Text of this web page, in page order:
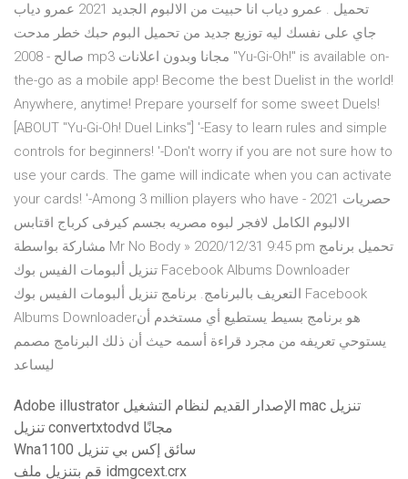
تحميل . عمرو دياب انا حبيت من الالبوم الجديد 2021 عمرو دياب
جاي على نفسك ليه توزيع جديد من تحميل البوم حبك خطر مدحت
صالح - 2008 mp3 مجانا وبدون اعلانات "Yu-Gi-Oh!" is available on-
the-go as a mobile app! Become the best Duelist in the world!
Anywhere, anytime! Prepare yourself for some sweet Duels!
[ABOUT "Yu-Gi-Oh! Duel Links"] '-Easy to learn rules and simple
controls for beginners! '-Don't worry if you are not sure how to
use your cards. The game will indicate when you can activate
your cards! '-Among 3 million players who have حصريات 2021 -
الالبوم الكامل لافجر لبوه مصريه بجسم كيرفى كرباج اقتابس
مشاركة بواسطة Mr No Body » 2020/12/31 9:45 pm تحميل برنامج
تنزيل ألبومات الفيس بوك Facebook Albums Downloader
التعريف بالبرنامج. برنامج تنزيل ألبومات الفيس بوك Facebook
Albums Downloaderهو برنامج بسيط يستطيع أي مستخدم أن
يستوحي تعريفه من مجرد قراءة أسمه حيث أن ذلك البرنامج مصمم
ليساعد
Adobe illustrator الإصدار القديم لنظام التشغيل mac تنزيل
تنزيل convertxtodvd مجانًا
Wna1100 سائق إكس بي تنزيل
قم بتنزيل ملف idmgcext.crx